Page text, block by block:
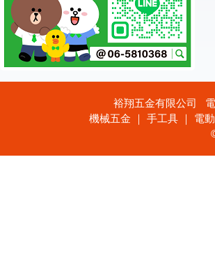
裕翔五金有限公司
機械五金 ｜ 手工具 ｜ 電